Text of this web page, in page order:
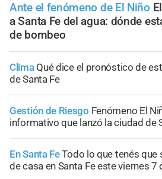
Ante el fenómeno de El Niño
a Santa Fe del agua: dónde
de bombeo
Clima Qué dice el pronóstico de
de Santa Fe
Gestión de Riesgo Fenómeno El
informativo que lanzó la ciudad de
En Santa FeTodo lo que tenés que
de casa en Santa Fe este viernes 7